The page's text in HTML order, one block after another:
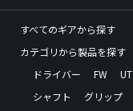
すべてのギアから探す
カテゴリから製品を探す
ドライバー
FW UT
シャフト
グリップ